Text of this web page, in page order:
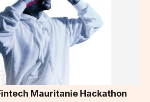
Mauritanie Hackathon